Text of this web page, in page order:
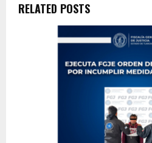
RELATED POSTS